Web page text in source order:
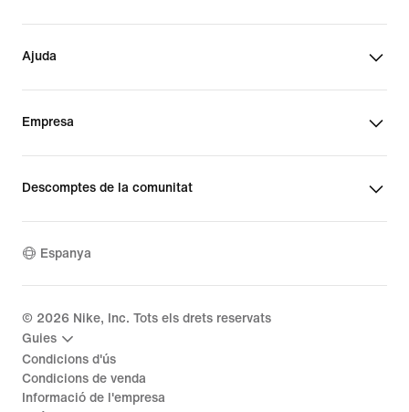
Ajuda
Empresa
Descomptes de la comunitat
Espanya
© 2026 Nike, Inc. Tots els drets reservats
Guies
Condicions d'ús
Condicions de venda
Informació de l'empresa